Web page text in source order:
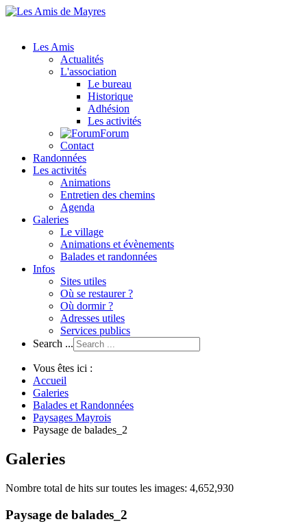
Les Amis
Actualités
L'association
Le bureau
Historique
Adhésion
Les activités
Forum
Contact
Randonnées
Les activités
Animations
Entretien des chemins
Agenda
Galeries
Le village
Animations et évènements
Balades et randonnées
Infos
Sites utiles
Où se restaurer ?
Où dormir ?
Adresses utiles
Services publics
Search ...
Vous êtes ici :
Accueil
Galeries
Balades et Randonnées
Paysages Mayrois
Paysage de balades_2
Galeries
Nombre total de hits sur toutes les images: 4,652,930
Paysage de balades_2